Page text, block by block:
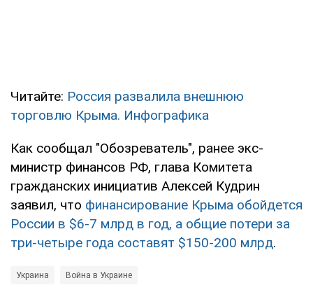
Читайте: Россия развалила внешнюю
торговлю Крыма. Инфографика
Как сообщал "Обозреватель", ранее экс-
министр финансов РФ, глава Комитета
гражданских инициатив Алексей Кудрин
заявил, что финансирование Крыма обойдется
России в $6-7 млрд в год, а общие потери за
три-четыре года составят $150-200 млрд.
Украина Война в Украине